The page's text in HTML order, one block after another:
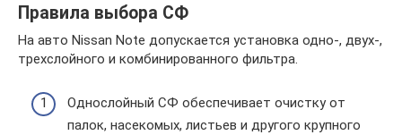
Правила выбора СФ
На авто Nissan Note допускается установка одно-, двух-,
трехслойного и комбинированного фильтра.
Однослойный СФ обеспечивает очистку от
палок, насекомых, листьев и другого крупного